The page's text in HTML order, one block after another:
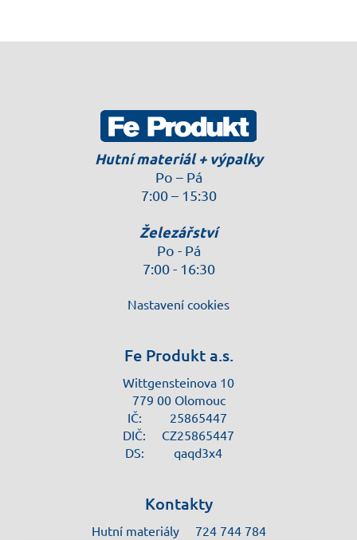
Hutní materiál + výpalky
Po – Pá
7:00 – 15:30
Železářství
Po - Pá
7:00 - 16:30
Nastavení cookies
Fe Produkt a.s.
Wittgensteinova 10
779 00 Olomouc
IČ:
DIČ:
DS:
25865447
CZ25865447
qaqd3x4
Kontakty
Hutní materiály 724 744 784